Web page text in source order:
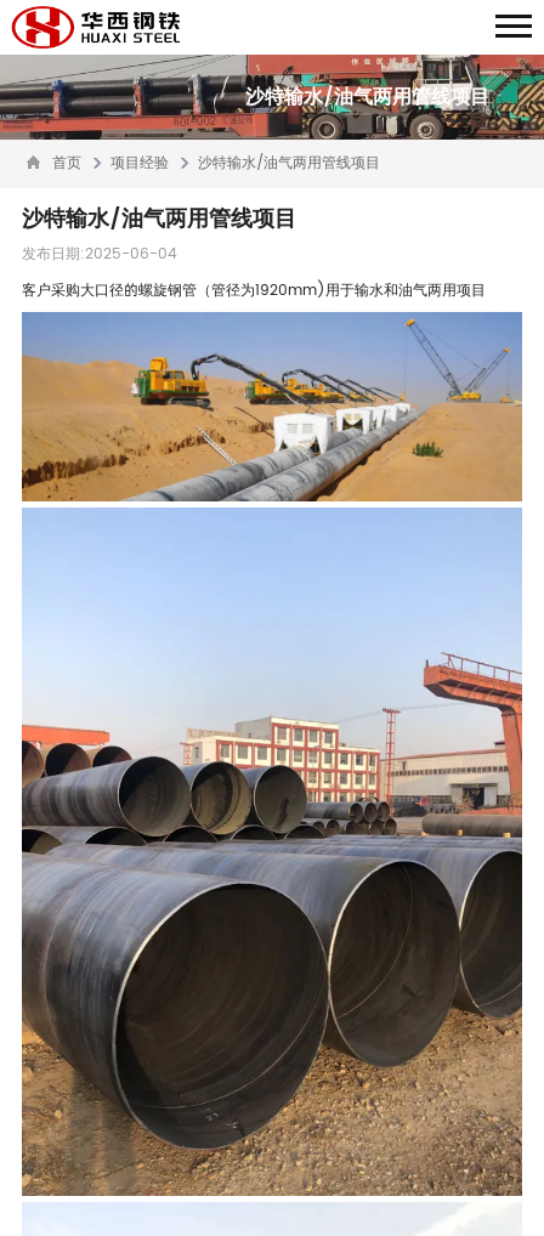
沙特输水/油气两用管线项目
首页 项目经验 沙特输水/油气两用管线项目
沙特输水/油气两用管线项目
发布日期:2025-06-04
客户采购大口径的螺旋钢管（管径为1920mm)用于输水和油气两用项目